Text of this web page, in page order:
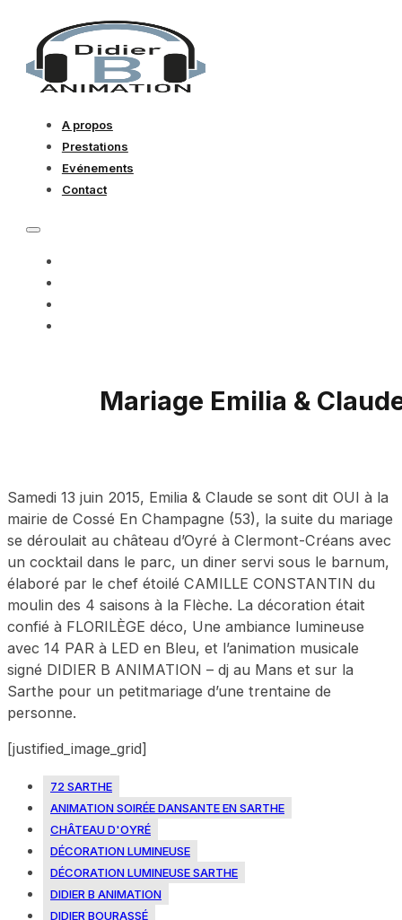
A propos
Prestations
Evénements
Contact
Mariage Emilia &
Samedi 13 juin 2015, Emilia & Claude se sont dit OUI à la
mairie de Cossé En Champagne (53), la suite du mariage
se déroulait au château d’Oyré à Clermont-Créans avec
un cocktail dans le parc, un diner servi sous le barnum,
élaboré par le chef étoilé CAMILLE CONSTANTIN du
moulin des 4 saisons à la Flèche. La décoration était
confié à FLORILÈGE déco, Une ambiance lumineuse
avec 14 PAR à LED en Bleu, et l’animation musicale
signé DIDIER B ANIMATION – dj au Mans et sur la
Sarthe pour un petitmariage d’une trentaine de
personne.
[justified_image_grid]
72 SARTHE
ANIMATION SOIRÉE DANSANTE EN SARTHE
CHÂTEAU D'OYRÉ
DÉCORATION LUMINEUSE
DÉCORATION LUMINEUSE SARTHE
DIDIER B ANIMATION
DIDIER BOURASSÉ